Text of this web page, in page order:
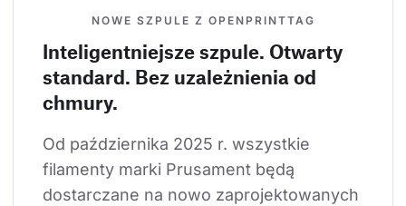
NOWE SZPULE Z OPENPRINTTAG
Inteligentniejsze szpule. Otwarty
standard. Bez uzależnienia od
chmury.
Od października 2025 r. wszystkie
filamenty marki Prusament będą
dostarczane na nowo zaprojektowanych